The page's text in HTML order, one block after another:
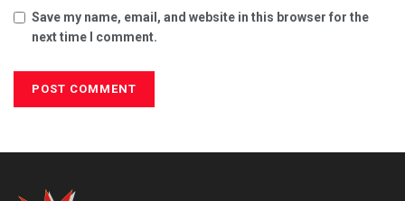
Save my name, email, and website in this browser for the
next time I comment.